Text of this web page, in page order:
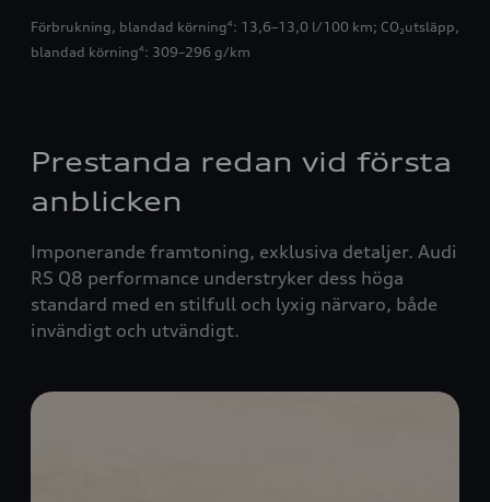
Förbrukning, blandad körning4 : 13,6–13,0 l/100 km; CO₂utsläpp,
blandad körning4 : 309–296 g/km
Prestanda redan vid första
anblicken
Imponerande framtoning, exklusiva detaljer. Audi
RS Q8 performance understryker dess höga
standard med en stilfull och lyxig närvaro, både
invändigt och utvändigt.